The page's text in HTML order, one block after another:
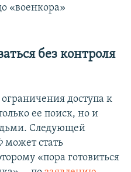
«военкора»
без контроля
доступа к
ее поиск, но и
Следующей
может стать
«пора готовиться